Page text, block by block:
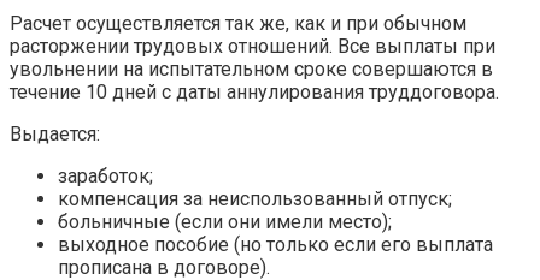
Расчет осуществляется так же, как и при обычном
расторжении трудовых отношений. Все выплаты при
увольнении на испытательном сроке совершаются в
течение 10 дней с даты аннулирования труддоговора.
Выдается:
заработок;
компенсация за неиспользованный отпуск;
больничные (если они имели место);
выходное пособие (но только если его выплата
прописана в договоре).